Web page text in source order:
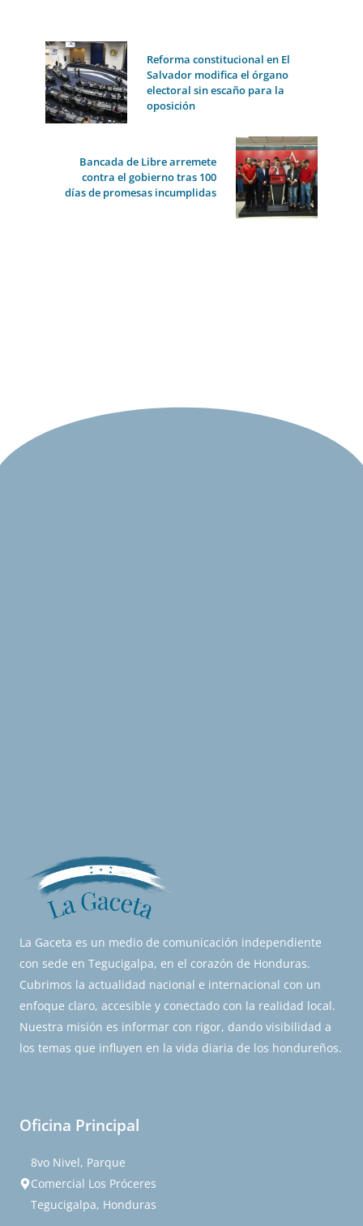
Reforma constitucional en El
Salvador modifica el órgano
electoral sin escaño para la
oposición
Bancada de Libre arremete
contra el gobierno tras 100
días de promesas incumplidas
La Gaceta es un medio de comunicación independiente
con sede en Tegucigalpa, en el corazón de Honduras.
Cubrimos la actualidad nacional e internacional con un
enfoque claro, accesible y conectado con la realidad local.
Nuestra misión es informar con rigor, dando visibilidad a
los temas que influyen en la vida diaria de los hondureños.
Oficina Principal
8vo Nivel, Parque
Comercial Los Próceres
Tegucigalpa, Honduras